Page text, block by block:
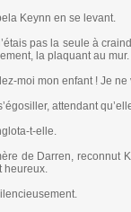
Keynn en se levant.
pas la seule à
la plaquant au
moi mon enfant ! Je
attendant
t-elle.
de Darren, reconnut
heureux.